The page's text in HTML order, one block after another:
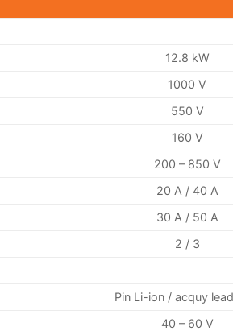
12.8 kW
1000 V
550 V
160 V
200 – 850 V
20 A / 40 A
30 A / 50 A
2 / 3
Pin Li-ion / acquy
40 – 60 V